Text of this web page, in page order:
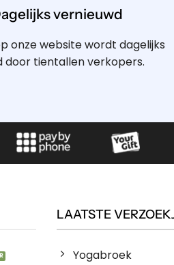
vernieuwd
onze website wordt dagelijks
door tientallen verkopers.
LAATSTE
Yogabroek